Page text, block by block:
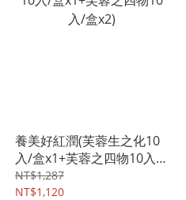
養美好紅潤(芙蓉生之化10
入/盒x1+芙蓉之四物10入/
盒x2)
NT$1,287
NT$1,120